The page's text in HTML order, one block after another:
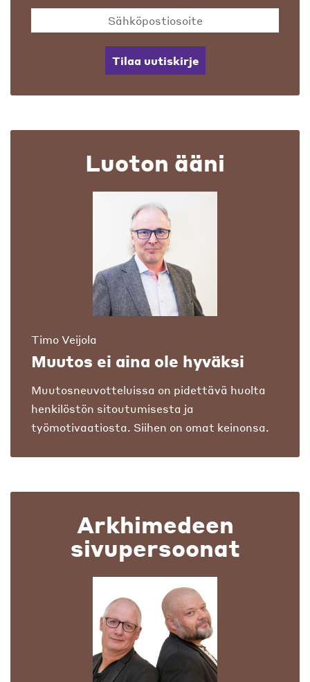
Tilaa uutiskirje
Luoton ääni
Timo Veijola
Muutos ei aina ole hyväksi
Muutosneuvotteluissa on pidettävä huolta
henkilöstön sitoutumisesta ja
työmotivaatiosta. Siihen on omat keinonsa.
Arkhimedeen
sivupersoonat